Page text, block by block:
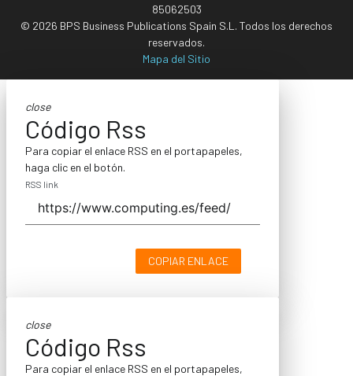
85062503
© 2026 BPS Business Publications Spain S.L. Todos los derechos
reservados.
Mapa del Sitio
close
Código Rss
Para copiar el enlace RSS en el portapapeles,
haga clic en el botón.
RSS link
COPIAR ENLACE
close
Código Rss
Para copiar el enlace RSS en el portapapeles,